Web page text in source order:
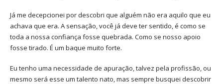
Já me decepcionei por descobri que alguém não era aquilo que eu
achava que era. A sensação, você já deve ter sentido, é como se
toda a nossa confiança fosse quebrada. Como se nosso apoio
fosse tirado. É um baque muito forte.
Eu tenho uma necessidade de apuração, talvez pela profissão, ou
mesmo será esse um talento nato, mas sempre busquei descobrir